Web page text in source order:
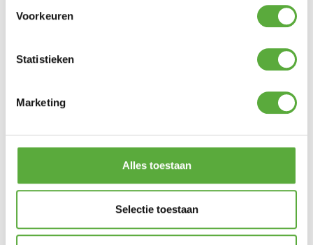
Voorkeuren
Statistieken
Marketing
Alles toestaan
Selectie toestaan
Sale
Merk:SUNS
Kleur 2
Materiaal 2
113 cm
100 cm
Hoogte
90 cm